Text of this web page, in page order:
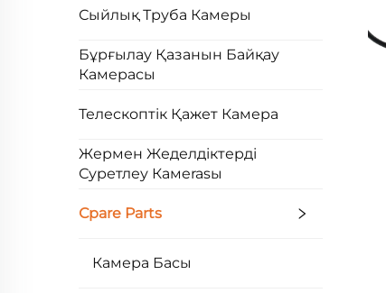
Сыйлық Труба Камеры
Бұрғылау Қазанын Байқау
Камерасы
Телескоптік Қажет Камера
Жермен Жеделдіктерді
Суретлеу Камerasы
Сpare Parts
Камера Басы